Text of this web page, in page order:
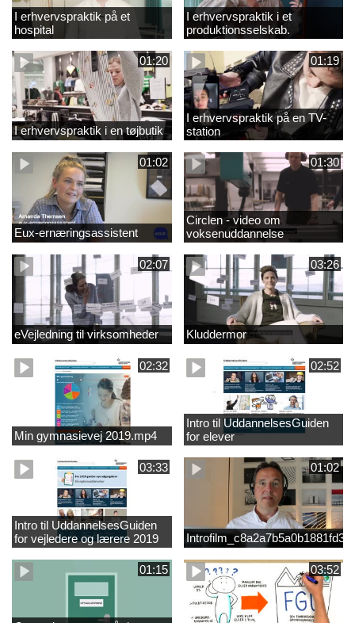
I erhvervspraktik på et
hospital
I erhvervspraktik i et
produktionsselskab.
01:20
I erhvervspraktik i en tøjbutik
01:19
I erhvervspraktik på en TV-
station
01:02
Eux-ernæringsassistent
01:30
Circlen - video om
voksenuddannelse
02:07
eVejledning til virksomheder
03:26
Kluddermor
02:32
Min gymnasievej 2019.mp4
02:52
Intro til UddannelsesGuiden
for elever
03:33
Intro til UddannelsesGuiden
for vejledere og lærere 2019
01:02
01:15 03:52